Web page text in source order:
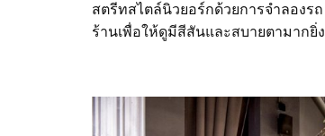
สตรีทสไตล์นิวยอร์กด้วยการจำลองรถ
ร้านเพื่อให้ดูมีสีสันและสบายตามากยิ่